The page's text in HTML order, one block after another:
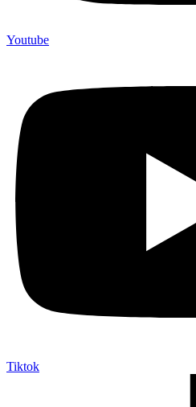
Youtube
Tiktok